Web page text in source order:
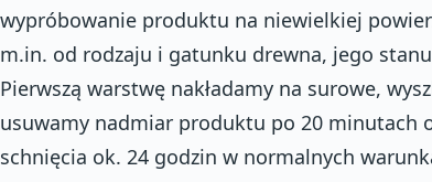
wypróbowanie produktu na niewielkiej
m.in. od rodzaju i gatunku drewna, jego
Pierwszą warstwę nakładamy na surowe,
usuwamy nadmiar produktu po 20 minutach
schnięcia ok. 24 godzin w normalnych